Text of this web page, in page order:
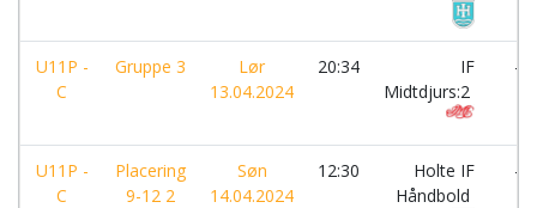
U11P -
C
Gruppe 3
Lør
13.04.2024
20:34
IF
Midtdjurs:2
-
U11P -
C
Placering
9-12 2
Søn
14.04.2024
12:30
Holte IF
Håndbold
-